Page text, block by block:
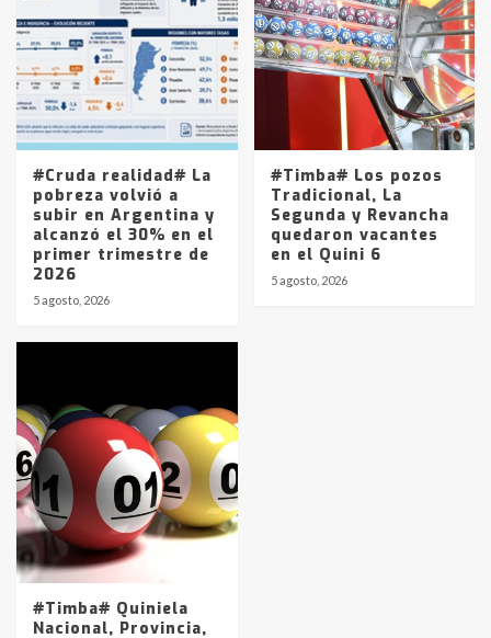
#Cruda realidad# La
pobreza volvió a
subir en Argentina y
alcanzó el 30% en el
primer trimestre de
2026
5 agosto, 2026
#Timba# Los pozos
Tradicional, La
Segunda y Revancha
quedaron vacantes
en el Quini 6
5 agosto, 2026
#Timba# Quiniela
Nacional, Provincia,